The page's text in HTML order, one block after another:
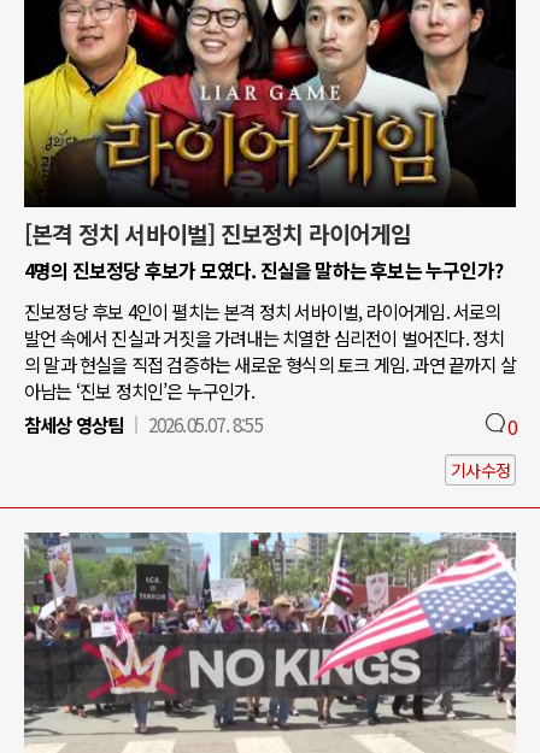
[본격 정치 서바이벌] 진보정치 라이어게임
4명의 진보정당 후보가 모였다. 진실을 말하는 후보는 누구인가?
진보정당 후보 4인이 펼치는 본격 정치 서바이벌, 라이어게임. 서로의
발언 속에서 진실과 거짓을 가려내는 치열한 심리전이 벌어진다. 정치
의 말과 현실을 직접 검증하는 새로운 형식의 토크 게임. 과연 끝까지 살
아남는 ‘진보 정치인’은 누구인가.
참세상 영상팀
2026.05.07. 8:55 0
기사수정